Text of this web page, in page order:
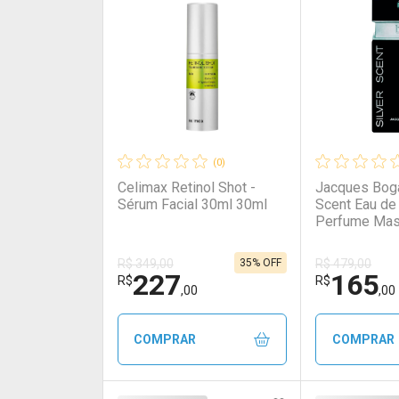
(0)
Celimax Retinol Shot -
Sérum Facial 30ml 30ml
R$ 349,00
R$227,00
35% OFF
COMPRAR
Jacques
Scent Eau
Perfume
R$ 479,00
R$165,00
COMPRAR